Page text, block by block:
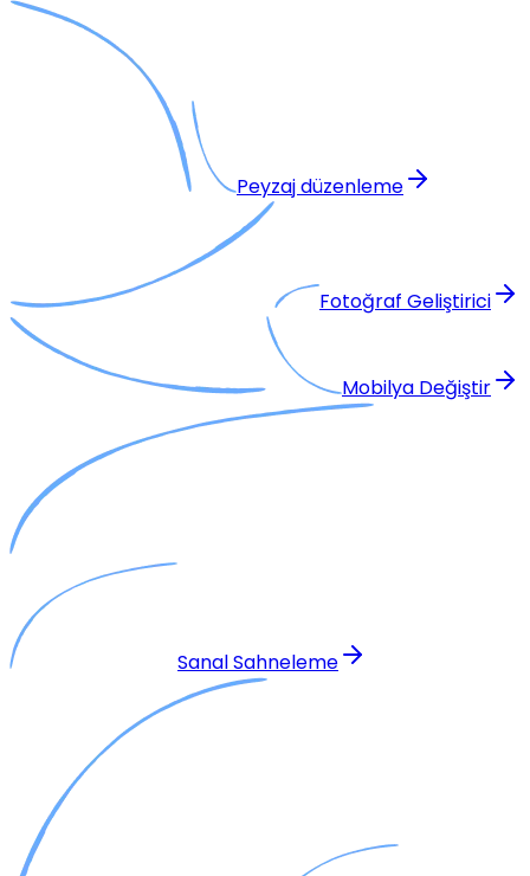
Peyzaj düzenleme
Fotoğraf Geliştirici
Mobilya Değiştir
Sanal Sahneleme